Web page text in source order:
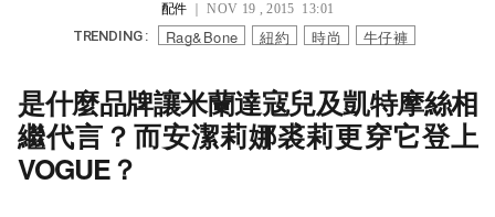
配件｜ NOV 19 , 2015 13:01
TRENDING : Rag&Bone 紐約 時尚 牛仔褲
是什麼品牌讓米蘭達寇兒及凱特摩絲相
繼代言？而安潔莉娜裘莉更穿它登上
VOGUE？